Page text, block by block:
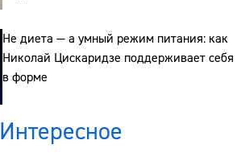
Не диета — а умный режим питания: как
Николай Цискаридзе поддерживает себя
в форме
Интересное